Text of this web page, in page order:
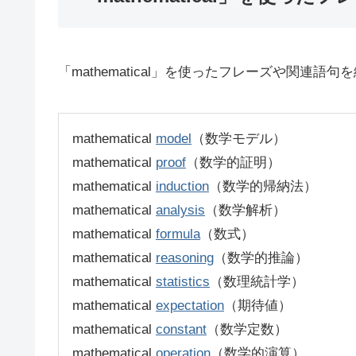
「mathematical」を使ったフレーズや関連語句を
mathematical model （数学モデル）
mathematical proof （数学的証明）
mathematical induction （数学的帰納法）
mathematical analysis （数学解析）
mathematical formula（数式）
mathematical reasoning （数学的推論）
mathematical statistics （数理統計学）
mathematical expectation （期待値）
mathematical constant （数学定数）